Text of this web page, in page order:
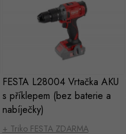
FESTA L28004 Vrtačka AKU
s příklepem (bez baterie a
nabíječky)
+ Triko FESTA ZDARMA